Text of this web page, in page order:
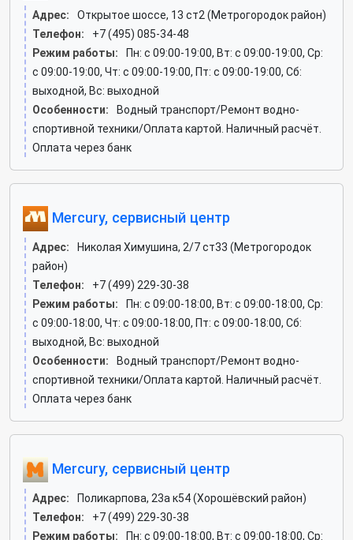
Адрес:
Открытое шоссе, 13 ст2 (Метрогородок район)
Телефон:
+7 (495) 085-34-48
Режим работы:
Пн: c 09:00-19:00, Вт: c 09:00-19:00, Ср:
c 09:00-19:00, Чт: c 09:00-19:00, Пт: c 09:00-19:00, Сб:
выходной, Вс: выходной
Особенности:
Водный транспорт/Ремонт водно-
спортивной техники/Оплата картой. Наличный расчёт.
Оплата через банк
Mercury, сервисный центр
Адрес:
Николая Химушина, 2/7 ст33 (Метрогородок
район)
Телефон:
+7 (499) 229-30-38
Режим работы:
Пн: c 09:00-18:00, Вт: c 09:00-18:00, Ср:
c 09:00-18:00, Чт: c 09:00-18:00, Пт: c 09:00-18:00, Сб:
выходной, Вс: выходной
Особенности:
Водный транспорт/Ремонт водно-
спортивной техники/Оплата картой. Наличный расчёт.
Оплата через банк
Mercury, сервисный центр
Адрес:
Поликарпова, 23а к54 (Хорошёвский район)
Телефон:
+7 (499) 229-30-38
Режим работы:
Пн: c 09:00-18:00, Вт: c 09:00-18:00, Ср: